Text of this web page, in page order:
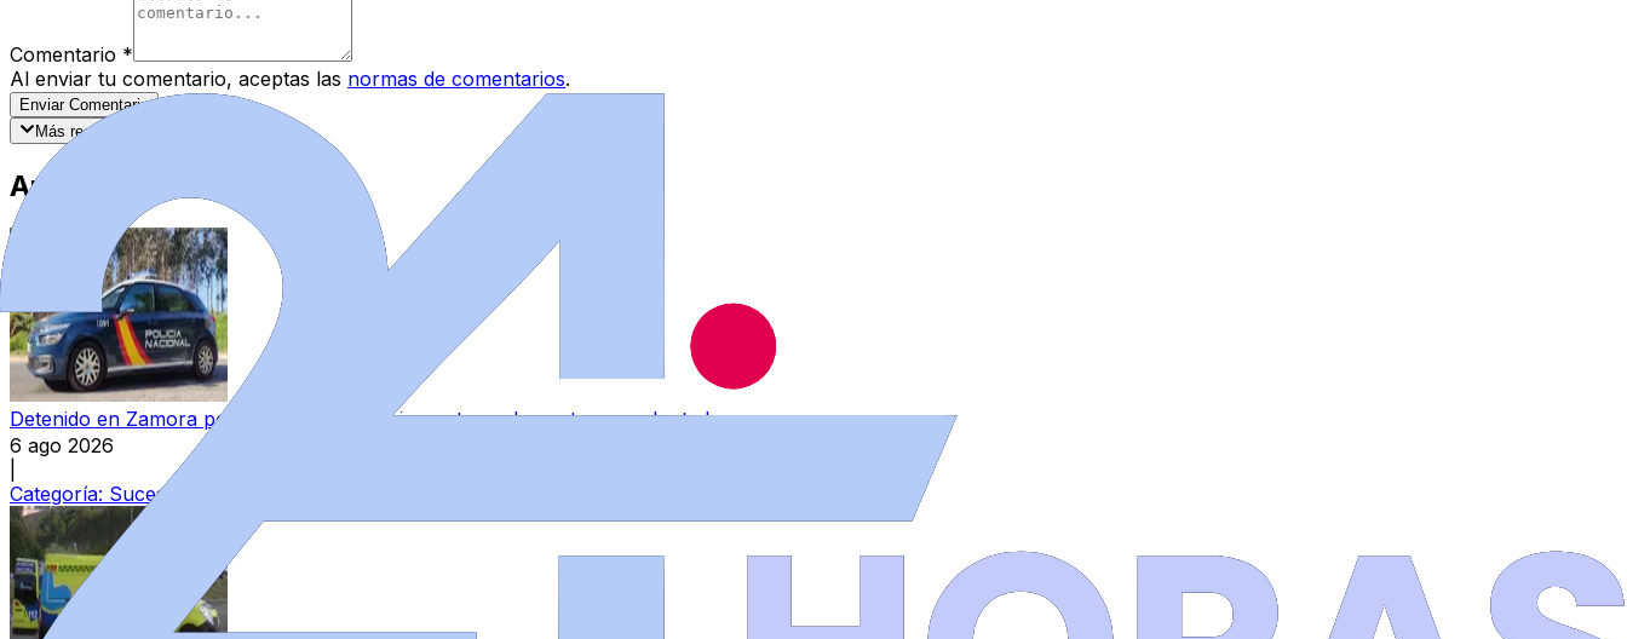
Comentario *
Al enviar tu comentario, aceptas las normas de comentarios.
Enviar Comentario
Más recientes
Artículos Destacados
Detenido en Zamora por agredir a su pareja y reternerla contra su voluntad
6 ago 2026
Categoría: Sucesos